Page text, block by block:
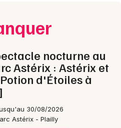
nocturne au
Astérix : Astérix et
d'Étoiles à
30/08/2026
Astérix - Plailly